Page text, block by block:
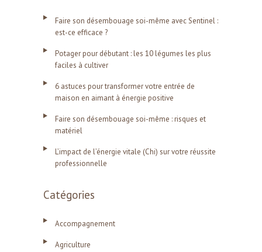
Faire son désembouage soi-même avec Sentinel :
est-ce efficace ?
Potager pour débutant : les 10 légumes les plus
faciles à cultiver
6 astuces pour transformer votre entrée de
maison en aimant à énergie positive
Faire son désembouage soi-même : risques et
matériel
L’impact de l’énergie vitale (Chi) sur votre réussite
professionnelle
Catégories
Accompagnement
Agriculture